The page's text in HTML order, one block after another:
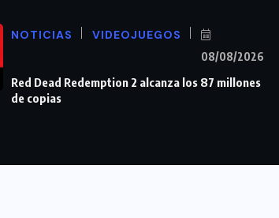
NOTICIAS VIDEOJUEGOS
08/08/2026
Red Dead Redemption 2 alcanza los 87 millones
de copias